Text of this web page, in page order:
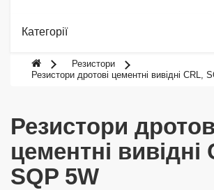
Категорії
Резистори
Резистори дротові цементні вивідні CRL,
Резистори
цементні вивідні
SQP 5W